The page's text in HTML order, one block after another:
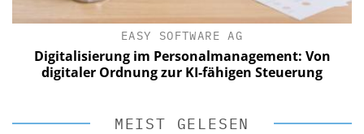
EASY SOFTWARE AG
Digitalisierung im Personalmanagement: Von
digitaler Ordnung zur KI-fähigen Steuerung
MEIST GELESEN